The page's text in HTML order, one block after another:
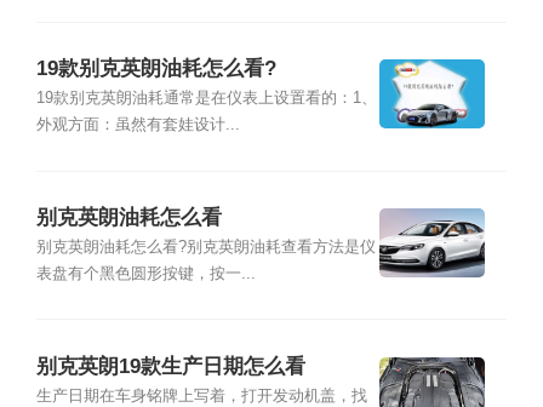
19款别克英朗油耗怎么看?
19款别克英朗油耗通常是在仪表上设置看的：1、
外观方面：虽然有套娃设计...
别克英朗油耗怎么看
别克英朗油耗怎么看?别克英朗油耗查看方法是仪
表盘有个黑色圆形按键，按一...
别克英朗19款生产日期怎么看
生产日期在车身铭牌上写着，打开发动机盖，找